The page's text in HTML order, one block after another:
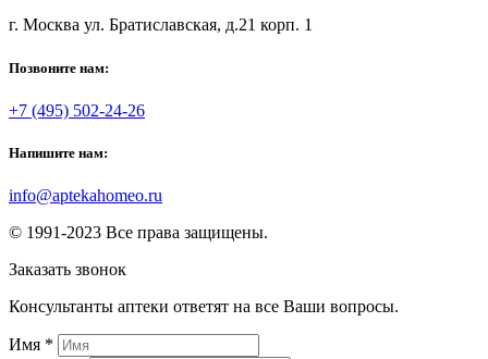
г. Москва ул. Братиславская, д.21 корп. 1
Позвоните нам:
+7 (495) 502-24-26
Напишите нам:
info@aptekahomeo.ru
© 1991-2023 Все права защищены.
Заказать звонок
Консультанты аптеки ответят на все Ваши вопросы.
Имя *